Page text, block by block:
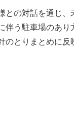
との対話を通じ
伴う駐車場のあ
のとりまとめに